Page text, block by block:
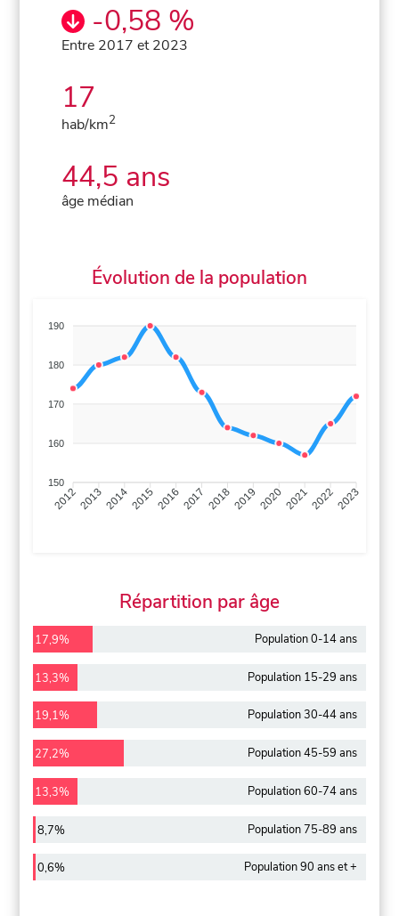
-0,58 %
Entre 2017 et 2023
17
hab/km2
44,5 ans
âge médian
Évolution de la population
190
180
170
160
150
201220132014201520162017 20182019 2020202120222023
Répartition par âge
17,9% Population 0-14 ans
13,3% Population 15-29 ans
19,1% Population 30-44 ans
27,2% Population 45-59 ans
13,3% Population 60-74 ans
8,7% Population 75-89 ans
0,6% Population 90 ans et +